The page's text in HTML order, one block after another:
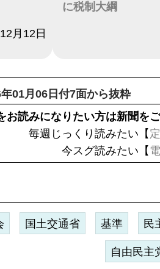
月12日
に税制大綱
01月06日付7面から抜粋
お読みになりたい方は新聞を
毎週じっくり読みたい【
今スグ読みたい【
国土交通省 基準 民
自由民主